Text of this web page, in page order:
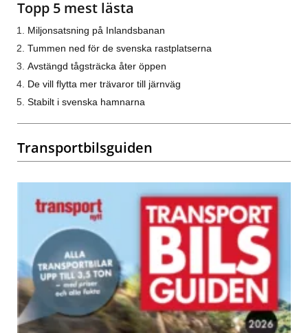
Topp 5 mest lästa
Miljonsatsning på Inlandsbanan
Tummen ned för de svenska rastplatserna
Avstängd tågsträcka åter öppen
De vill flytta mer trävaror till järnväg
Stabilt i svenska hamnarna
Transportbilsguiden